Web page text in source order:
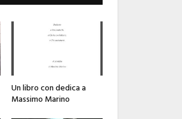
Un libro con dedica a
Massimo Marino